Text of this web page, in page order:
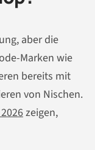
aber die
Marken wie
bereits mit
von Nischen.
zeigen,